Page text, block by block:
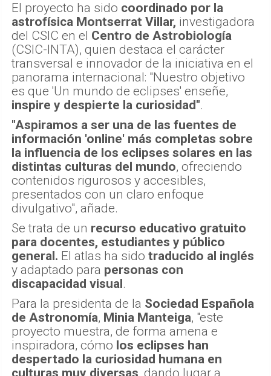
El proyecto ha sido coordinado por la
astrofísica Montserrat Villar, investigadora
del CSIC en el Centro de Astrobiología
(CSIC-INTA), quien destaca el carácter
transversal e innovador de la iniciativa en el
panorama internacional: "Nuestro objetivo
es que 'Un mundo de eclipses' enseñe,
inspire y despierte la curiosidad".
"Aspiramos a ser una de las fuentes de
información 'online' más completas sobre
la influencia de los eclipses solares en las
distintas culturas del mundo, ofreciendo
contenidos rigurosos y accesibles,
presentados con un claro enfoque
divulgativo", añade.
Se trata de un recurso educativo gratuito
para docentes, estudiantes y público
general. El atlas ha sido traducido al inglés
y adaptado para personas con
discapacidad visual .
Para la presidenta de la Sociedad Española
de Astronomía, Minia Manteiga, "este
proyecto muestra, de forma amena e
inspiradora, cómo los eclipses han
despertado la curiosidad humana en